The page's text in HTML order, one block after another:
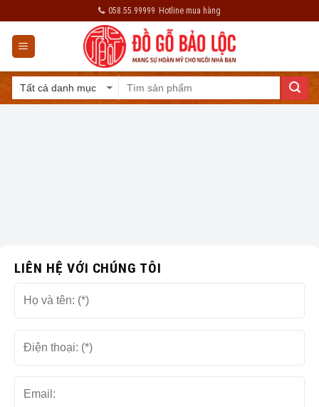
content
058.55.99999 Hotline mua hàng
LIÊN HỆ VỚI CHÚNG TÔI